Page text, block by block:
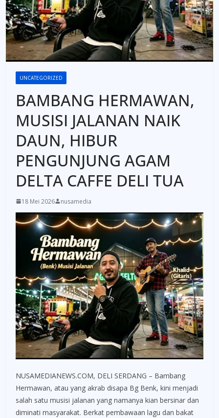
UNCATEGORIZED
BAMBANG HERMAWAN,
MUSISI JALANAN NAIK
DAUN, HIBUR
PENGUNJUNG AGAM
DELTA CAFFE DELI TUA
18 Mei 2026 nusamedia
NUSAMEDIANEWS.COM, DELI SERDANG – Bambang
Hermawan, atau yang akrab disapa Bg Benk, kini menjadi
salah satu musisi jalanan yang namanya kian bersinar dan
diminati masyarakat. Berkat pembawaan lagu dan bakat